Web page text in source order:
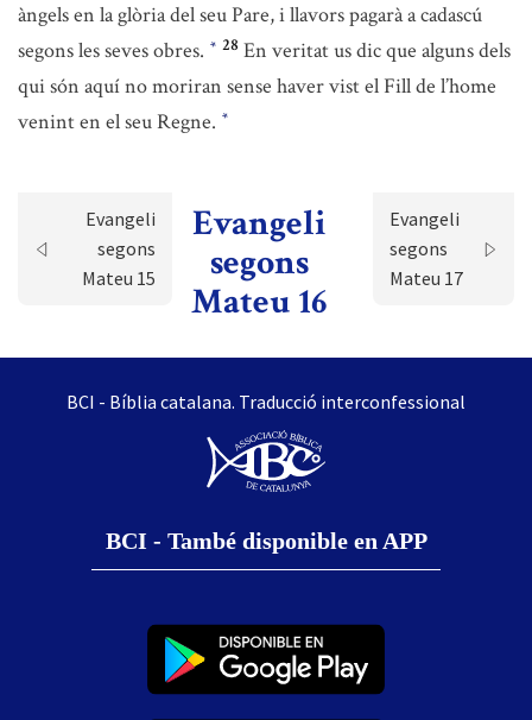
àngels en la glòria del seu Pare, i llavors pagarà a cadascú
segons les seves obres. * 28 En veritat us dic que alguns dels
qui són aquí no moriran sense haver vist el Fill de l’home
venint en el seu Regne. *
Evangeli
segons
Mateu 15
Evangeli
segons
Mateu 16
Evangeli
segons
Mateu 17
BCI - Bíblia catalana. Traducció interconfessional
BCI - També disponible en APP